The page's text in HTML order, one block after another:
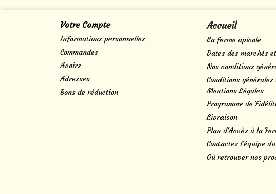
Votre Compte
Informations personnelles
Commandes
Avoirs
Adresses
Bons de réduction
Accueil
La ferme apicole
Dates des marchés
Nos conditions
Conditions
Mentions Légales
Programme de
Livraison
Plan d'Accès à la
Contactez l'équipe
Où retrouver nos